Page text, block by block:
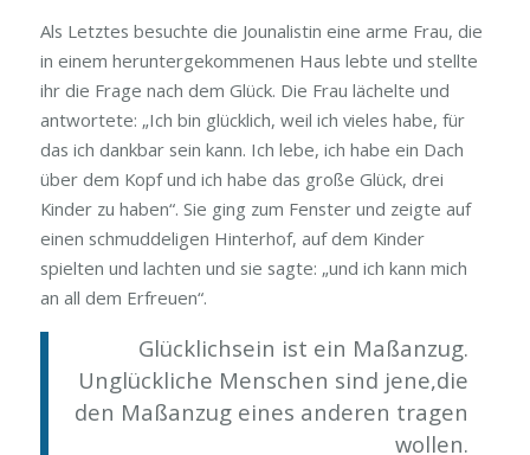
Als Letztes besuchte die Jounalistin eine arme Frau, die
in einem heruntergekommenen Haus lebte und stellte
ihr die Frage nach dem Glück. Die Frau lächelte und
antwortete: „Ich bin glücklich, weil ich vieles habe, für
das ich dankbar sein kann. Ich lebe, ich habe ein Dach
über dem Kopf und ich habe das große Glück, drei
Kinder zu haben“. Sie ging zum Fenster und zeigte auf
einen schmuddeligen Hinterhof, auf dem Kinder
spielten und lachten und sie sagte: „und ich kann mich
an all dem Erfreuen“.
Glücklichsein ist ein Maßanzug.
Unglückliche Menschen sind jene,die
den Maßanzug eines anderen tragen
wollen.